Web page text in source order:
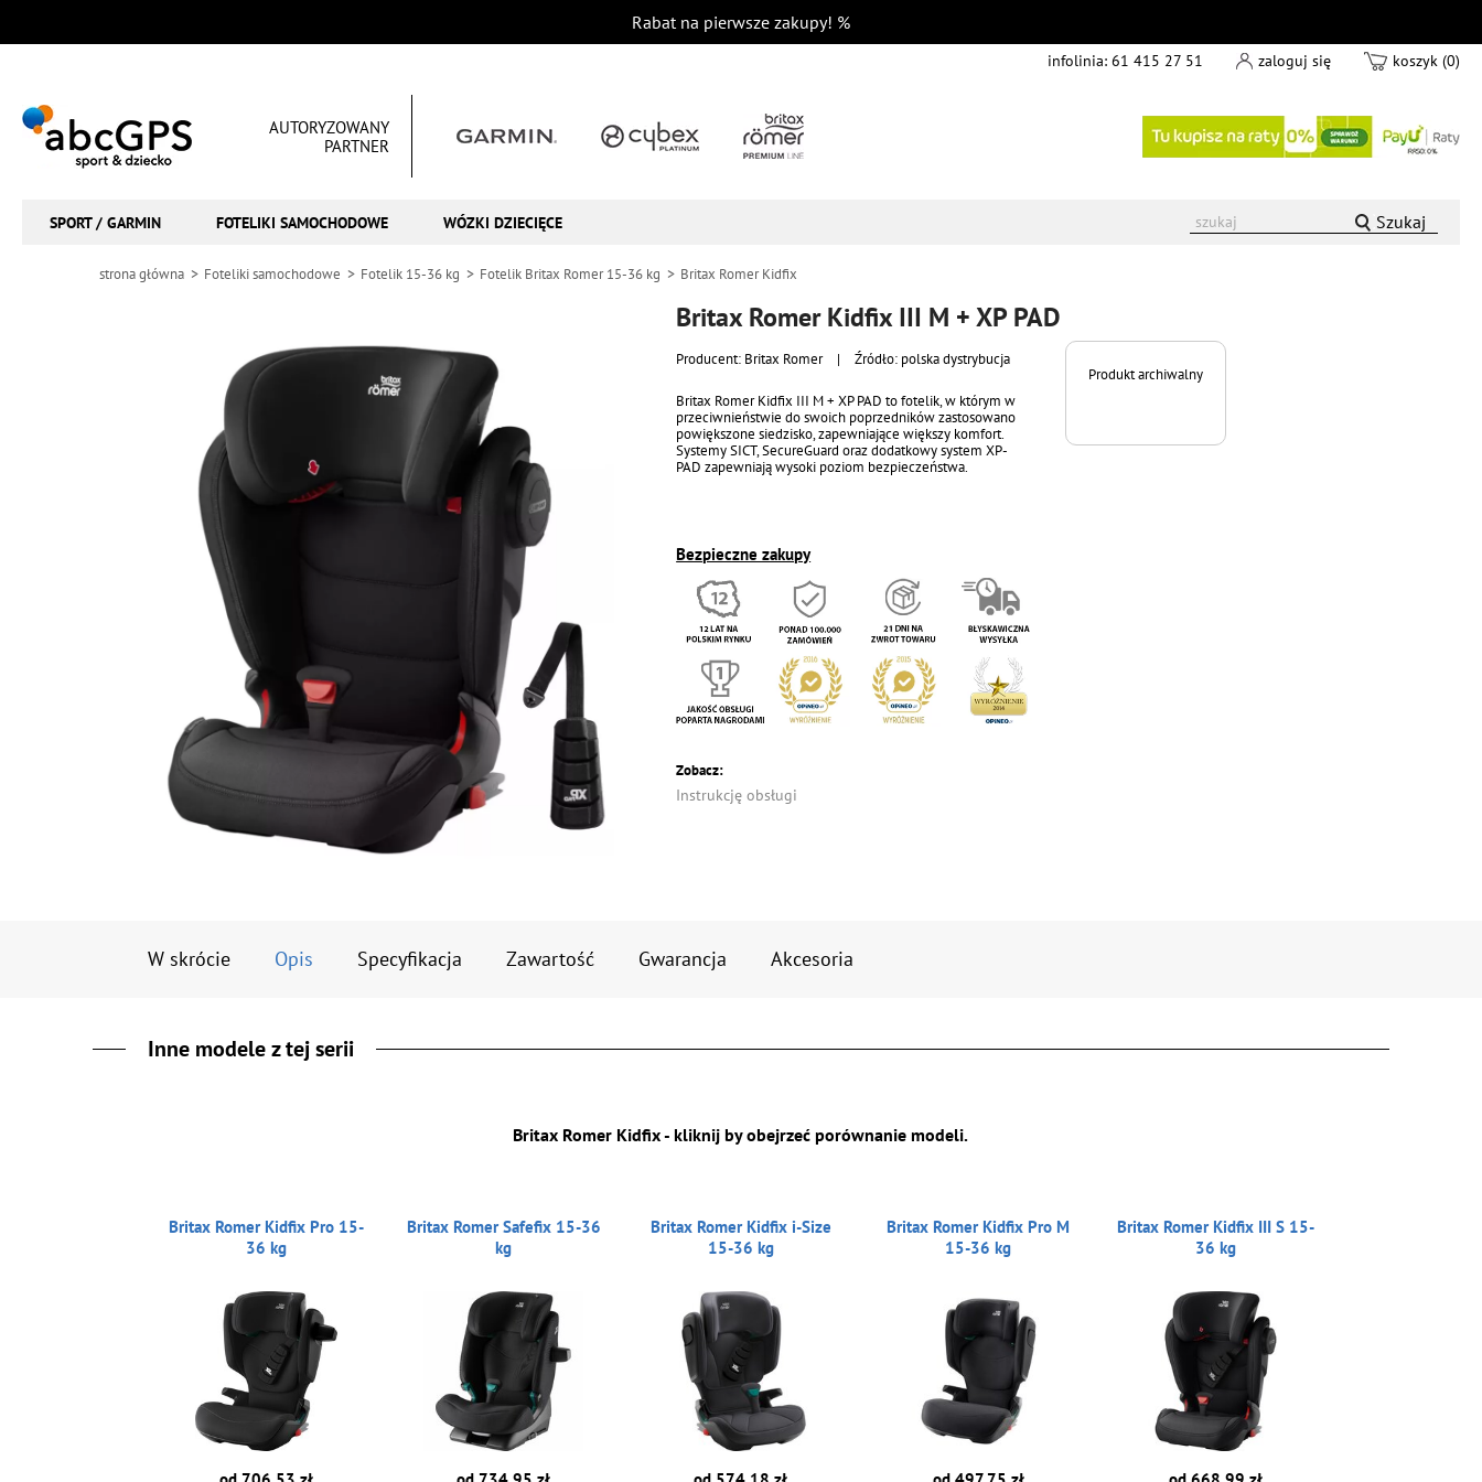
Rabat na pierwsze zakupy! %
infolinia: 61 415 27 51 zaloguj się koszyk (0)
AUTORYZOWANY
PARTNER
SPORT / GARMIN FOTELIKI SAMOCHODOWE WÓZKI DZIECIĘCE Szukaj
strona główna Foteliki samochodowe Fotelik 15-36 kg Fotelik Britax Romer 15-36 kg Britax Romer Kidfix
Britax Romer Kidfix III M + XP PAD
Producent: Britax Romer | Źródło: polska dystrybucja
Britax Romer Kidfix III M + XP PAD to fotelik, w którym w
przeciwnieństwie do swoich poprzedników zastosowano
powiększone siedzisko, zapewniające większy komfort.
Systemy SICT, SecureGuard oraz dodatkowy system XP-
PAD zapewniają wysoki poziom bezpieczeństwa.
Bezpieczne zakupy
Zobacz:
Instrukcję obsługi
Produkt archiwalny
W skrócie Opis Specyfikacja Zawartość Gwarancja Akcesoria
Inne modele z tej serii
Britax Romer Kidfix - kliknij by obejrzeć porównanie modeli.
Britax Romer Kidfix Pro 15-
36 kg
Britax Romer Safefix 15-36
kg
Britax Romer Kidfix i-Size
15-36 kg
Britax Romer Kidfix Pro M
15-36 kg
Britax Romer Kidfix III S 15-
36 kg